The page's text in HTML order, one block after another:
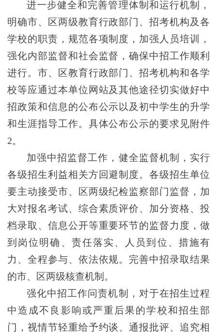
进一步健全和完善管理体制和运行机制，
明确市、区两级教育行政部门、招考机构及各
学校的职责，规范各项制度，加强人员培训，
强化内部监督和社会监督，确保中招工作顺利
进行。市、区教育行政部门、招考机构和各学
校等应通过本单位网站及其他途径切实做好中
招政策和信息的公布公示以及初中学生的升学
和生涯指导工作。具体公布公示的要求见附件
2。
加强中招监督工作，健全监督机制， 实行
各级招生利益相关方回避制度。各级招生单位
要主动接受市、区两级纪检监察部门监督，加
大对报名考试、综合素质评价、加分资格、投
档录取、信息公开等重要环节的监督力度，做
到岗位明确、责任落实、人员到位、措施有
力、全程参与、依法依规。完善中招录取结果
的市、区两级核查机制。
强化中招工作问责机制，对于在招生过程
中造成不良影响或严重后果的学校和招生部
门，视情节轻重给予约谈、通报批评、追究相